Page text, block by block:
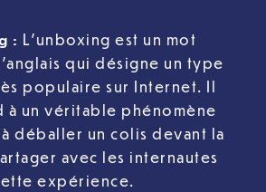
: L’unboxing est un mot
qui désigne un type
populaire sur Internet. Il
à un véritable phénomène
déballer un colis devant la
avec les internautes
expérience.